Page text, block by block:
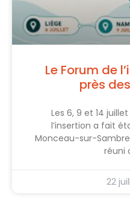
Le Forum de
près
Les 6, 9 et 14
l’insertion a fait
Monceau-sur-
réuni
22